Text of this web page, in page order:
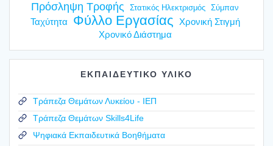
Πρόσληψη Τροφής Στατικός Ηλεκτρισμός Σύμπαν
Ταχύτητα Φύλλο Εργασίας
Χρονική Στιγμή
Χρονικό Διάστημα
ΕΚΠΑΙΔΕΥΤΙΚΟ ΥΛΙΚΟ
Τράπεζα Θεμάτων Λυκείου - ΙΕΠ
Τράπεζα Θεμάτων Skills4Life
Ψηφιακά Εκπαιδευτικά Βοηθήματα